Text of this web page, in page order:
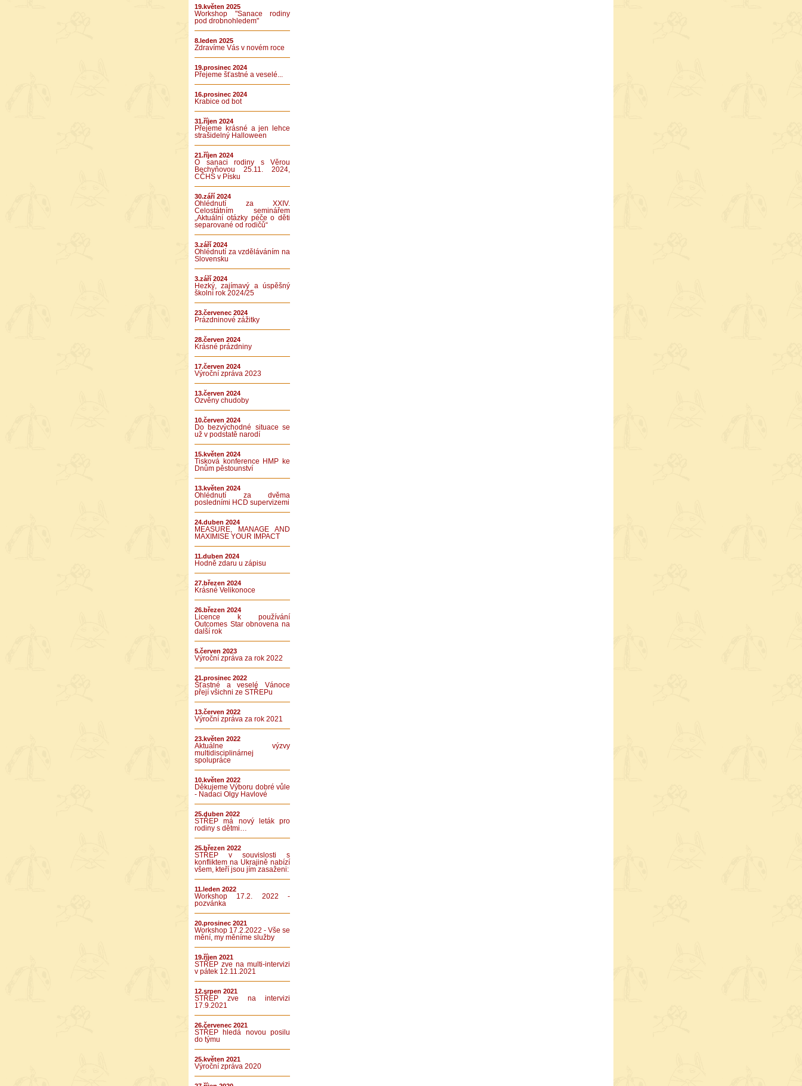
19.květen 2025
Workshop "Sanace rodiny
pod drobnohledem"
8.leden 2025
Zdravíme Vás v novém roce
19.prosinec 2024
Přejeme šťastné a veselé...
16.prosinec 2024
Krabice od bot
31.říjen 2024
Přejeme krásné a jen lehce
strašidelný Halloween
21.říjen 2024
O sanaci rodiny s Věrou
Bechyňovou 25.11. 2024,
CČHS v Písku
30.září 2024
Ohlédnutí za XXIV.
Celostátním seminářem
„Aktuální otázky péče o děti
separované od rodičů“
3.září 2024
Ohlédnutí za vzděláváním na
Slovensku
3.září 2024
Hezký, zajímavý a úspěšný
školní rok 2024/25
23.červenec 2024
Prázdninové zážitky
28.červen 2024
Krásné prázdniny
17.červen 2024
Výroční zpráva 2023
13.červen 2024
Ozvěny chudoby
10.červen 2024
Do bezvýchodné situace se
už v podstatě narodí
15.květen 2024
Tisková konference HMP ke
Dnům pěstounství
13.květen 2024
Ohlédnutí za dvěma
posledními HCD supervizemi
24.duben 2024
MEASURE, MANAGE AND
MAXIMISE YOUR IMPACT
11.duben 2024
Hodně zdaru u zápisu
27.březen 2024
Krásné Velikonoce
26.březen 2024
Licence k používání
Outcomes Star obnovena na
další rok
5.červen 2023
Výroční zpráva za rok 2022
21.prosinec 2022
Šťastné a veselé Vánoce
přejí všichni ze STŘEPu
13.červen 2022
Výroční zpráva za rok 2021
23.květen 2022
Aktuálne výzvy
multidisciplinárnej
spolupráce
10.květen 2022
Děkujeme Výboru dobré vůle
- Nadaci Olgy Havlové
25.duben 2022
STŘEP má nový leták pro
rodiny s dětmi…
25.březen 2022
STŘEP v souvislosti s
konfliktem na Ukrajině nabízí
všem, kteří jsou jím zasaženi:
11.leden 2022
Workshop 17.2. 2022 -
pozvánka
20.prosinec 2021
Workshop 17.2.2022 - Vše se
mění, my měníme služby
19.říjen 2021
STŘEP zve na multi-intervizi
v pátek 12.11.2021
12.srpen 2021
STŘEP zve na intervizi
17.9.2021
26.červenec 2021
STŘEP hledá novou posilu
do týmu
25.květen 2021
Výroční zpráva 2020